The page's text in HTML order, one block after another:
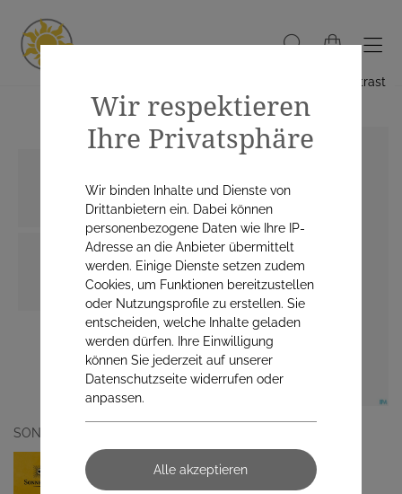
Hoher Kontrast
SONNENTOR KRAEUTERHANDELSGMBH
Wir respektieren
Ihre Privatsphäre
Wir binden Inhalte und Dienste von
Drittanbietern ein. Dabei können
personenbezogene Daten wie Ihre IP-
Adresse an die Anbieter übermittelt
werden. Einige Dienste setzen zudem
Cookies, um Funktionen bereitzustellen
oder Nutzungsprofile zu erstellen. Sie
entscheiden, welche Inhalte geladen
werden dürfen. Ihre Einwilligung
können Sie jederzeit auf unserer
Datenschutzseite widerrufen oder
anpassen.